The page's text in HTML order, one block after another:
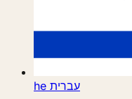
he עברית